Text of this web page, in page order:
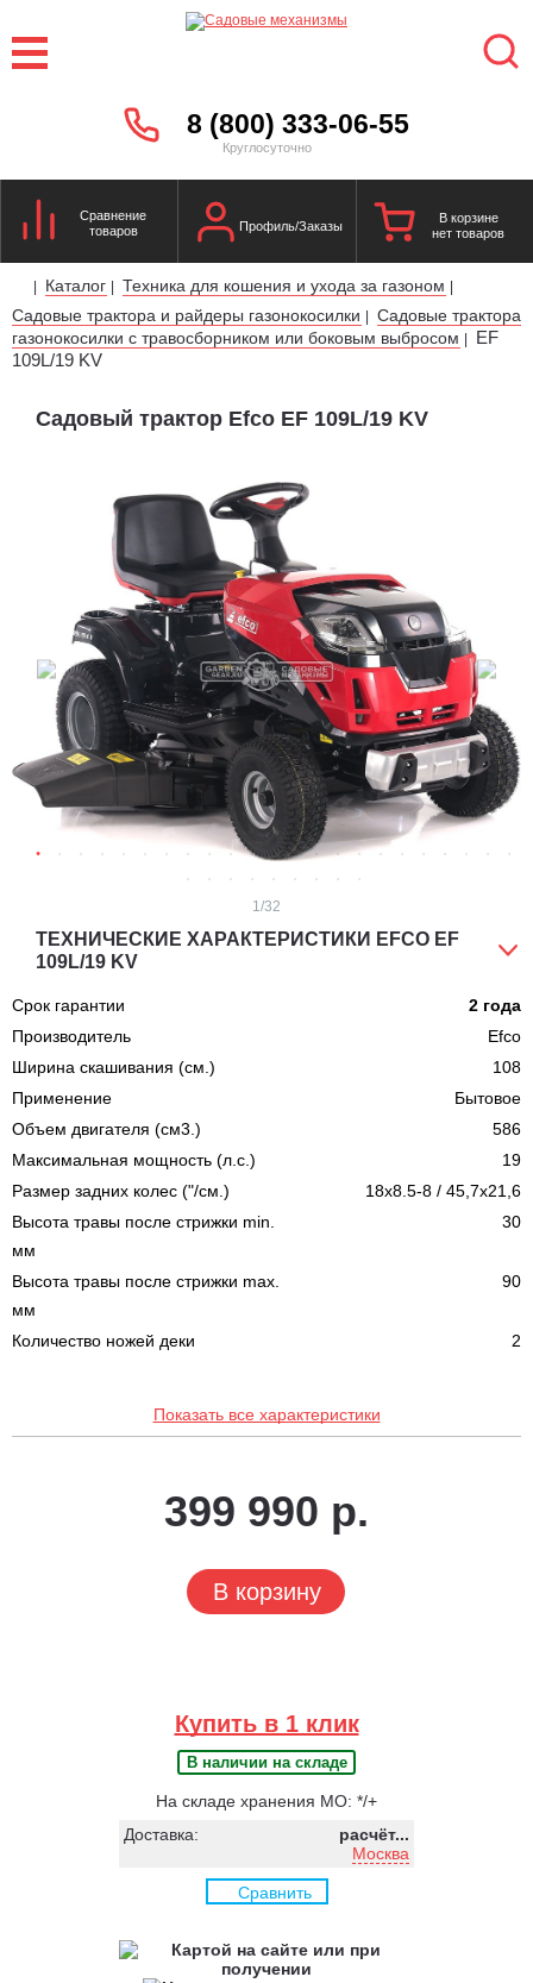
8 (800) 333-06-55
Круглосуточно
Сравнение
товаров
Профиль/Заказы
В корзине
нет товаров
| Каталог | Техника для кошения и ухода за газоном |
Садовые трактора и райдеры газонокосилки | Садовые трактора
газонокосилки с травосборником или боковым выбросом |
EF
109L/19 KV
Садовый трактор Efco EF 109L/19 KV
1/32
ТЕХНИЧЕСКИЕ ХАРАКТЕРИСТИКИ EFCO EF
109L/19 KV
Срок гарантии
2 года
Производитель
Efco
Ширина скашивания (см.)
108
Применение
Бытовое
Объем двигателя (см3.)
586
Максимальная мощность (л.с.)
19
Размер задних колес ("/см.)
18x8.5-8 / 45,7x21,6
Высота травы после стрижки min.
мм
30
Высота травы после стрижки max.
мм
90
Количество ножей деки 2
Показать все характеристики
399 990 р.
В корзину
Купить в 1 клик
В наличии на складе
На складе хранения МО: */+
Доставка:
расчёт...
Москва
Сравнить